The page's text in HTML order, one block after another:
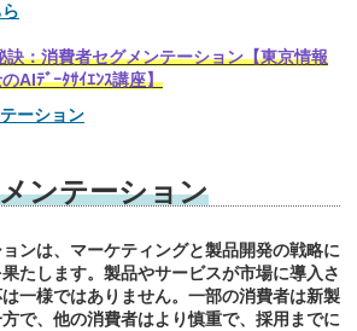
訣：消費者セグメンテーション【東京情報
AIﾃﾞｰﾀｻｲｴﾝｽ講座】
ーション
ンテーション
ンは、マーケティングと製品開発の戦略に
たします。製品やサービスが市場に導入さ
一様ではありません。一部の消費者は新製
で、他の消費者はより慎重で、採用までに